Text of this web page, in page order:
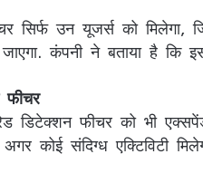
सिर्फ उन यूजर्स को
कंपनी ने बताया है
डिटेक्शन फीचर को भी
कोई संदिग्ध एक्टिविटी